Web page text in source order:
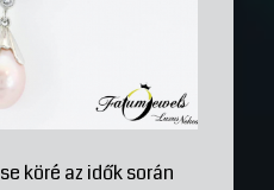
köré az idők során